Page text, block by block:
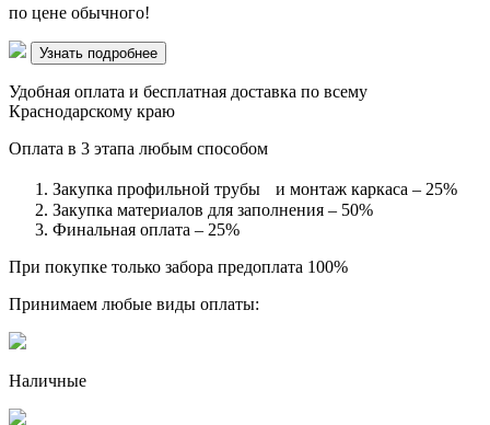
по цене обычного!
Узнать подробнее
Удобная оплата и бесплатная доставка по всему
Краснодарскому краю
Оплата в 3 этапа любым способом
Закупка профильной трубы и монтаж каркаса – 25%
Закупка материалов для заполнения – 50%
Финальная оплата – 25%
При покупке только забора предоплата 100%
Принимаем любые виды оплаты:
Наличные